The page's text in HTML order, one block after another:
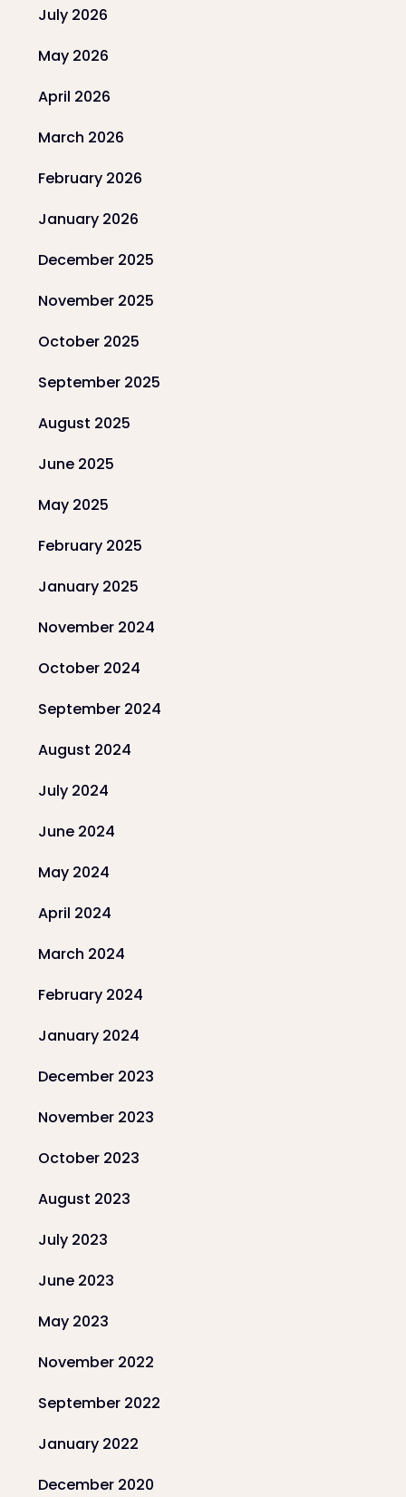
July 2026
May 2026
April 2026
March 2026
February 2026
January 2026
December 2025
November 2025
October 2025
September 2025
August 2025
June 2025
May 2025
February 2025
January 2025
November 2024
October 2024
September 2024
August 2024
July 2024
June 2024
May 2024
April 2024
March 2024
February 2024
January 2024
December 2023
November 2023
October 2023
August 2023
July 2023
June 2023
May 2023
November 2022
September 2022
January 2022
December 2020